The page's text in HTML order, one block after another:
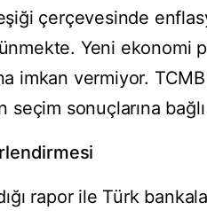
çerçevesinde
Yeni ekonomi
imkan vermiyor.
sonuçlarına bağlı
rapor ile Türk